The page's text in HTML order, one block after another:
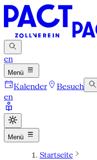
en
Menü
Kalender Besuch
en
Menü
Startseite